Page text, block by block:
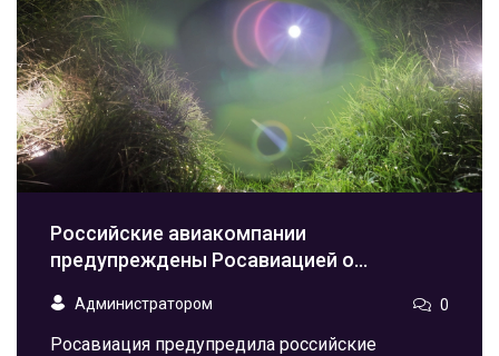
Российские авиакомпании
предупреждены Росавиацией о
Администратором 0
Росавиация предупредила российские